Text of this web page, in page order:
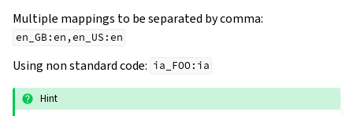
Multiple mappings to be separated by comma:
en_GB:en,en_US:en
Using non standard code: ia_FOO:ia
Hint